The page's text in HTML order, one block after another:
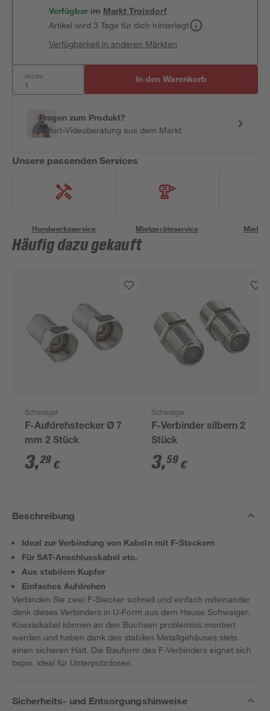
Verfügbar im MarktTroisdorf
Artikel wird 3 Tage für dich hinterlegt
Verfügbarkeit in anderen Märkten
Anzahl: In den Warenkorb
Fragen zum Produkt?
Sofort-Videoberatung aus dem Markt
Unsere passenden Services
Handwerksservice Mietgeräteservice
Häufig dazu gekauft
Schwaiger
F-Aufdrehstecker Ø 7
mm 2 Stück
3,29 €
Schwaiger
F-Verbinder silbern 2
Stück
3,59 €
Beschreibung
Ideal zur Verbindung von Kabeln mit F-Steckern
Für SAT-Anschlusskabel etc.
Aus stabilem Kupfer
Einfaches Aufdrehen
Verbinden Sie zwei F-Stecker schnell und einfach miteinander
dank dieses Verbinders in U-Form aus dem Hause Schwaiger.
Koaxialkabel können an den Buchsen problemlos montiert
werden und haben dank des stabilen Metallgehäuses stets
einen sicheren Halt. Die Bauform des F-Verbinders eignet sich
bspw. ideal für Unterputzdosen.
Sicherheits- und Entsorgungshinweise